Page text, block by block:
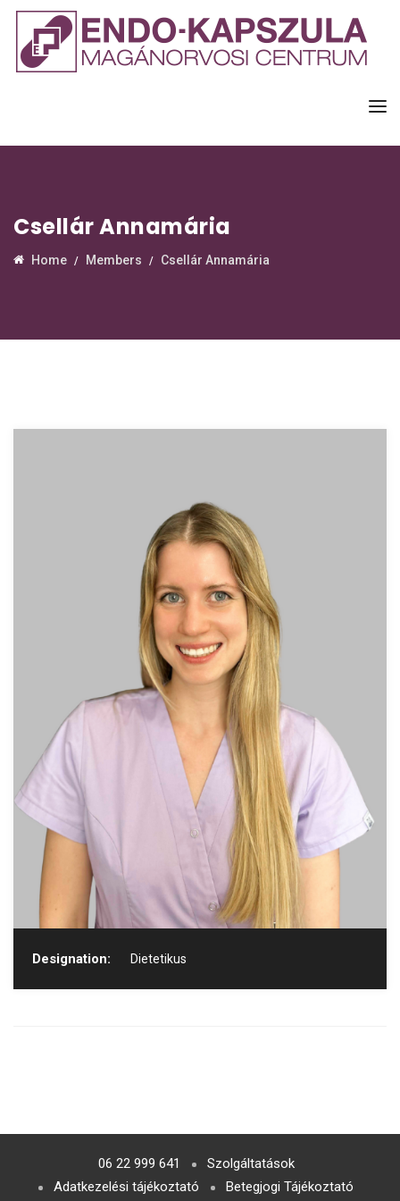
Csellár Annamária
Home Members Csellár Annamária
Designation: Dietetikus
06 22 999 641
Szolgáltatások
Adatkezelési tájékoztató
Betegjogi Tájékoztató